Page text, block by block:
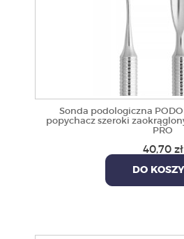
Sonda podologiczna PODO
popychacz szeroki
PRO
40,70 zł
DO